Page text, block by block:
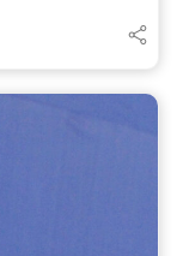
воз на HŽ …